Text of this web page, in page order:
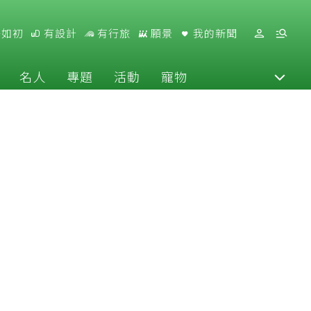
初 有設計 有行旅 願景 我的新聞
名人 專題 活動 寵物